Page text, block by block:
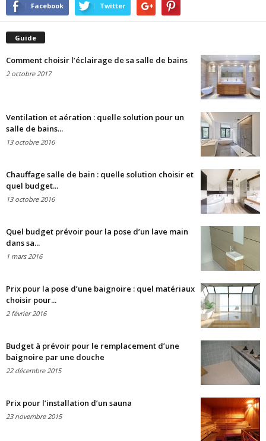
Facebook Twitter
Guide
Comment choisir l’éclairage de sa salle de bains
2 octobre 2017
Ventilation et aération : quelle solution pour un
salle de bains...
13 octobre 2016
Chauffage salle de bain : quelle solution choisir et
quel budget...
13 octobre 2016
Quel budget prévoir pour la pose d’un lave main
dans sa...
1 mars 2016
Prix pour la pose d’une baignoire : quel matériaux
choisir pour...
2 février 2016
Budget à prévoir pour le remplacement d’une
baignoire par une douche
22 décembre 2015
Prix pour l’installation d’un sauna
23 novembre 2015